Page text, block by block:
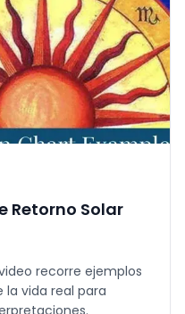
Retorno Solar
recorre ejemplos
la vida real para